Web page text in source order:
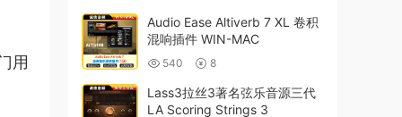
用
Audio Ease Altiverb 7 XL 卷积
混响插件 WIN-MAC
540 8
Lass3拉丝3著名弦乐音源三代
LA Scoring Strings 3